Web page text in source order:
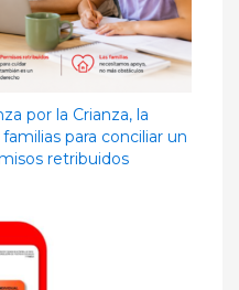
por la Crianza, la
para conciliar un
retribuidos